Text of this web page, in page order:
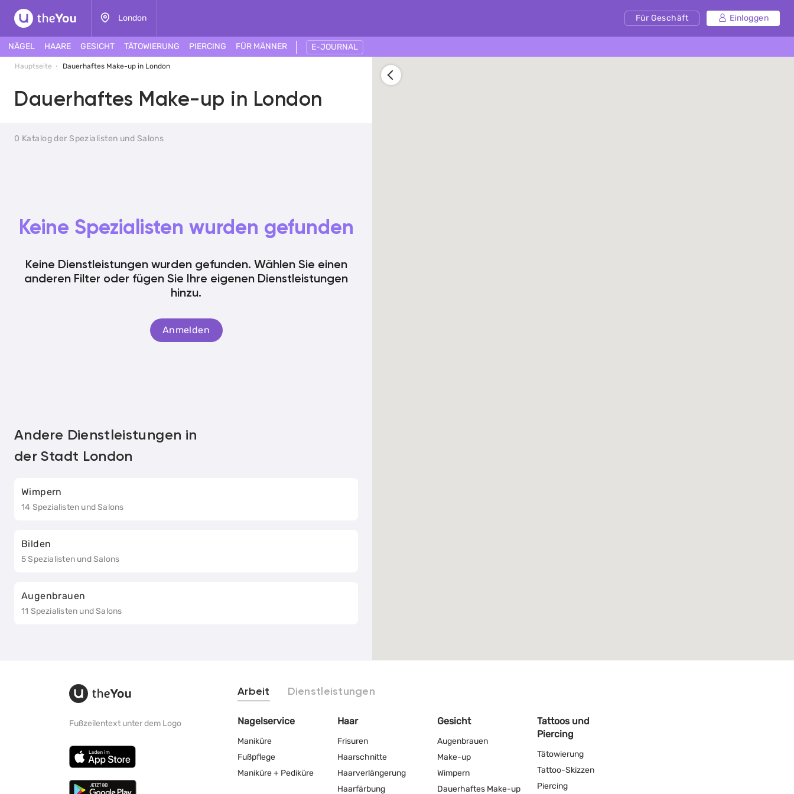
London Für Geschäft Einloggen
NÄGEL HAARE GESICHT TÄTOWIERUNG PIERCING FÜR MÄNNER E-JOURNAL
Hauptseite Dauerhaftes Make-up in London
Dauerhaftes Make-up in London
0 Katalog der Spezialisten und Salons
Keine Spezialisten wurden gefunden
Keine Dienstleistungen wurden gefunden. Wählen Sie einen
anderen Filter oder fügen Sie Ihre eigenen Dienstleistungen
hinzu.
Anmelden
Andere Dienstleistungen in
der Stadt London
Wimpern
14 Spezialisten und Salons
Bilden
5 Spezialisten und Salons
Augenbrauen
11 Spezialisten und Salons
Fußzeilentext unter dem Logo
Arbeit Dienstleistungen
Nagelservice
Maniküre
Fußpflege
Maniküre + Pediküre
Haar
Frisuren
Haarschnitte
Haarverlängerung
Haarfärbung
Gesicht
Augenbrauen
Make-up
Wimpern
Dauerhaftes Make-up
Tattoos und
Piercing
Tätowierung
Tattoo-Skizzen
Piercing